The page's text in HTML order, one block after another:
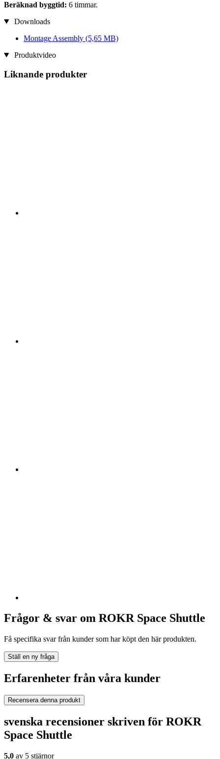
Beräknad byggtid: 6 timmar.
Downloads
Montage Assembly (5,65 MB)
Produktvideo
Liknande produkter
Frågor & svar om ROKR Space Shuttle
Få specifika svar från kunder som har köpt den här produkten.
Ställ en ny fråga
Erfarenheter från våra kunder
Recensera denna produkt
svenska recensioner skriven för ROKR
Space Shuttle
5,0 av 5 stjärnor